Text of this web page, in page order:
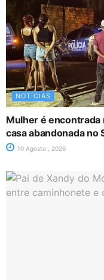
NOTÍCIAS
Mulher é encontrada
casa abandonada no
10 Agosto , 2026